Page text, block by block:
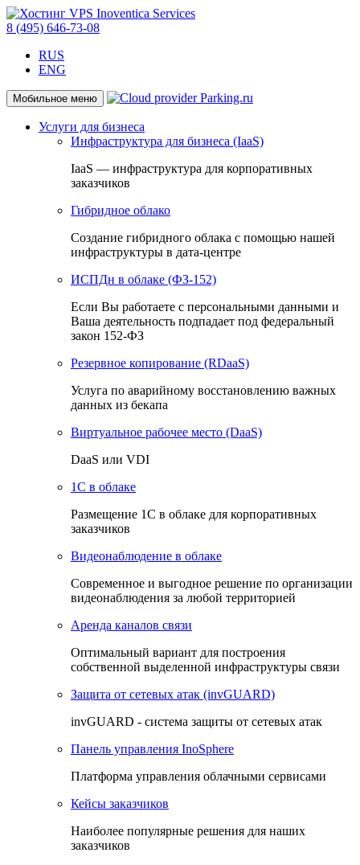
8 (495) 646-73-08
RUS
ENG
Мобильное меню
Услуги для бизнеса
Инфраструктура для бизнеса (IaaS)
IaaS — инфраструктура для корпоративных
заказчиков
Гибридное облако
Создание гибридного облака с помощью нашей
инфраструктуры в дата-центре
ИСПДн в облаке (ФЗ-152)
Если Вы работаете с персональными данными и
Ваша деятельность подпадает под федеральный
закон 152-ФЗ
Резервное копирование (RDaaS)
Услуга по аварийному восстановлению важных
данных из бекапа
Виртуальное рабочее место (DaaS)
DaaS или VDI
1C в облаке
Размещение 1С в облаке для корпоративных
заказчиков
Видеонаблюдение в облаке
Cовременное и выгодное решение по организации
видеонаблюдения за любой территорией
Аренда каналов связи
Оптимальный вариант для построения
собственной выделенной инфраструктуры связи
Защита от сетевых атак (invGUARD)
invGUARD - система защиты от сетевых атак
Панель управления InoSphere
Платформа управления облачными сервисами
Кейсы заказчиков
Наиболее популярные решения для наших
заказчиков